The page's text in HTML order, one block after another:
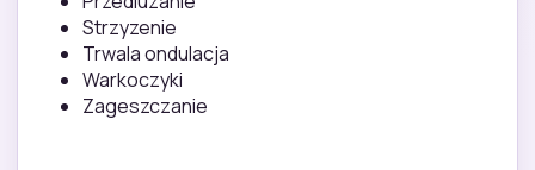
Strzyzenie
Trwala ondulacja
Warkoczyki
Zageszczanie